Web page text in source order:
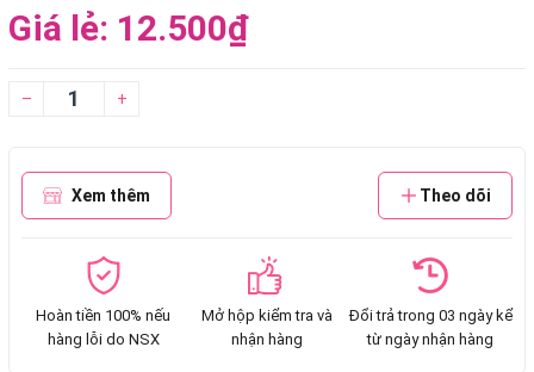
Giá lẻ: 12.500₫
– +
Xem thêm Theo dõi
Hoàn tiền 100% nếu
hàng lỗi do NSX
Mở hộp kiểm tra và
nhận hàng
Đổi trả trong 03 ngày kể
từ ngày nhận hàng